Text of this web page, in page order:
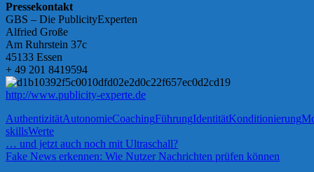
Pressekontakt
GBS – Die PublicityExperten
Alfried Große
Am Ruhrstein 37c
45133 Essen
+ 49 201 8419594
http://www.publicity-experte.de
AuthentizitätAutonomieCoachingFührungIdentitätKonditionierung
skillsWerte
Beitragsnavigation
Vorheriger
Beitrag:
… und jetzt auch noch mit Ultraschall?
Nächster
Fake News erkennen: Wie Nutzer Nachrichten prüfen können